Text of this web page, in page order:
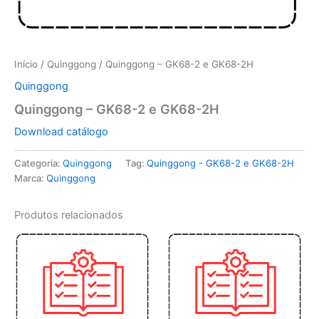
Início / Quinggong / Quinggong – GK68-2 e GK68-2H
Quinggong
Quinggong – GK68-2 e GK68-2H
Download catálogo
Categoria: Quinggong Tag: Quinggong - GK68-2 e GK68-2H
Marca: Quinggong
Produtos relacionados